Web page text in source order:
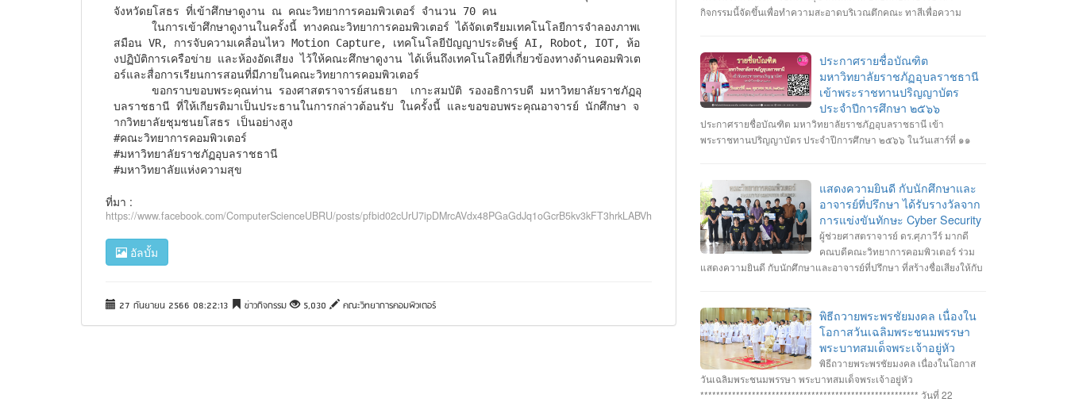
จังหวัดยโสธร ที่เข้าศึกษาดูงาน ณ คณะวิทยาการคอมพิวเตอร์ จำนวน 70 คน
สมือน VR, การจับความเคลื่อนไหว Motion Capture, เทคโนโลยีปัญญาประดิษฐ์ AI, Robot, IOT, ห้อ
งปฏิบัติการเครือข่าย และห้องอัดเสียง ไว้ให้คณะศึกษาดูงาน ได้เห็นถึงเทคโนโลยีที่เกี่ยวข้องทางด้านคอมพิวเต
อร์และสื่อการเรียนการสอนที่มีภายในคณะวิทยาการคอมพิวเตอร์
บลราชธานี ที่ให้เกียรติมาเป็นประธานในการกล่าวต้อนรับ ในครั้งนี้ และขอขอบพระคุณอาจารย์ นักศึกษา จ
ากวิทยาลัยชุมชนยโสธร เป็นอย่างสูง
#คณะวิทยาการคอมพิวเตอร์
#มหาวิทยาลัยราชภัฏอุบลราชธานี
#มหาวิทยาลัยแห่งความสุข
ที่มา :
https://www.facebook.com/ComputerScienceUBRU/posts/pfbid02cUrU7ipDMrcAVdx48PGaGdJq1oGcrB5kv3kFT3hrkLABVhS6Uou6pqZW34dCu76zl
อัลบั้ม
27 กันยายน 2566 08:22:13 ข่าวกิจกรรม 5,030 คณะวิทยาการคอมพิวเตอร์
กิจกรรมนี้จัดขึ้นเพื่อทำความสะอาดบริเวณตึกคณะ ทาสีเพื่อความ
ประกาศรายชื่อบัณฑิต
มหาวิทยาลัยราชภัฏอุบลราชธานี
เข้าพระราชทานปริญญาบัตร
ประจำปีการศึกษา ๒๕๖๖
ประกาศรายชื่อบัณฑิต มหาวิทยาลัยราชภัฏอุบลราชธานี เข้า
พระราชทานปริญญาบัตร ประจำปีการศึกษา ๒๕๖๖ ในวันเสาร์ที่ ๑๑
ประกาศให้ทราบในภายหลัง
แสดงความยินดี กับนักศึกษาและ
อาจารย์ที่ปรึกษา ได้รับรางวัลจาก
การแข่งขันทักษะ Cyber Security
ผู้ช่วยศาสตราจารย์ ดร.ศุภาวีร์ มากดี
คณบดีคณะวิทยาการคอมพิวเตอร์ ร่วม
แสดงความยินดี กับนักศึกษาและอาจารย์ที่ปรึกษา ที่สร้างชื่อเสียงให้กับ
คว้า 3 รางวัล #การแข่งขันทักษะความปลอดภัยทางไซเบอร์ IT RERU
CYBER HACKATHON#1 2025 ภายใต้โครงการ “เปิดโลกวิชาการ 25
ปี มหาวิทยาลัยราชภัฏร้อยเอ็ด” วันที่ 7-8 กรกฎาคม 2568 รุ่น Senior
#รางวัลชนะเลิศ ทีม Don’t know Everything นายชัยวัฒน์ ชัยฤทธิ์ นาย
อาทิตย์ สายกนก นายสุริยา ขันทา ทำคะแนนได้สูงสุด 2260 คะแนน
#รางวัลรองชนะเลิศอันดับที่_1 ทีม MVP นายอัมรินทร์ จำปาหอม นาย
พิธีถวายพระพรชัยมงคล เนื่องใน
โอกาสวันเฉลิมพระชนมพรรษา
พระบาทสมเด็จพระเจ้าอยู่หัว
พิธีถวายพระพรชัยมงคล เนื่องในโอกาส
วันเฉลิมพระชนมพรรษา พระบาทสมเด็จพระเจ้าอยู่หัว
******************************************************* วันที่ 22